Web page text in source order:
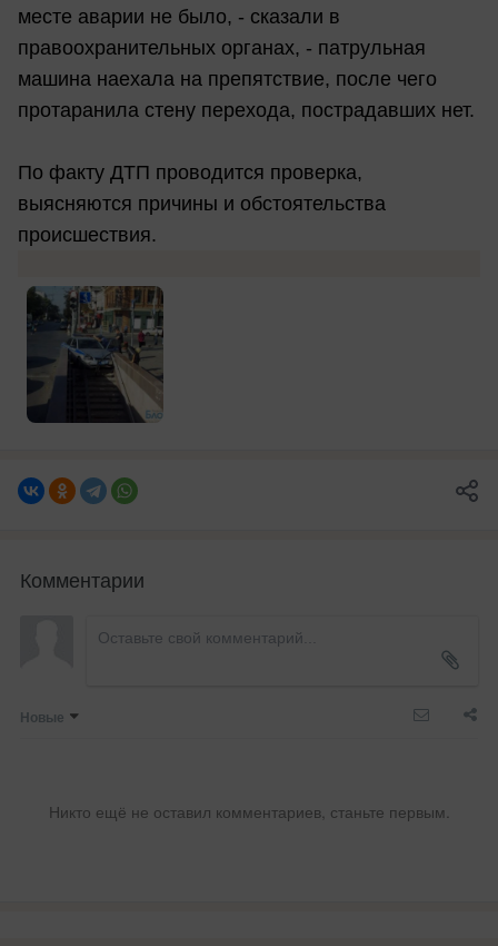
месте аварии не было, - сказали в
правоохранительных органах, - патрульная
машина наехала на препятствие, после чего
протаранила стену перехода, пострадавших нет.
По факту ДТП проводится проверка,
выясняются причины и обстоятельства
происшествия.
Комментарии
Новые
Никто ещё не оставил комментариев, станьте первым.